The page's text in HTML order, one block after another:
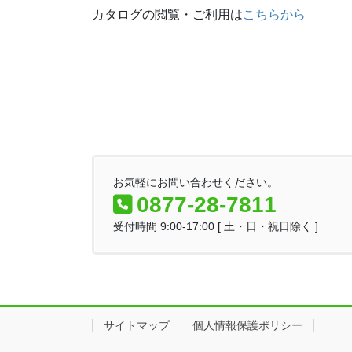
カタログの閲覧・ご利用はこちらから
お気軽にお問い合わせください。
0877-28-7811
受付時間 9:00-17:00 [ 土・日・祝日除く ]
サイトマップ 個人情報保護ポリシー